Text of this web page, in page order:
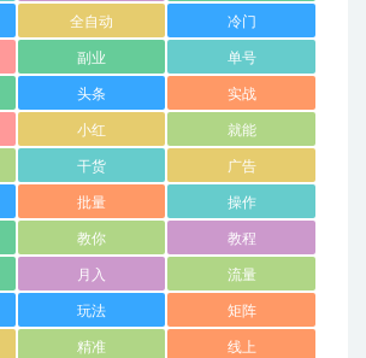
全自动 冷门
副业 单号
头条 实战
小红 就能
干货 广告
批量 操作
教你 教程
月入 流量
玩法 矩阵
精准 线上